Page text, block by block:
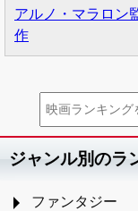
アルノ・マラロン
作
ジャンル別のラ
ファンタジー